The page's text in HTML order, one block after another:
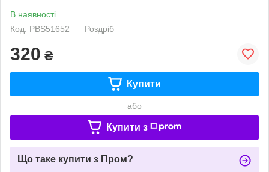
В наявності
Код: PBS51652
Роздріб
320 ₴
Купити
або
Купити з
Що таке купити з Пром?